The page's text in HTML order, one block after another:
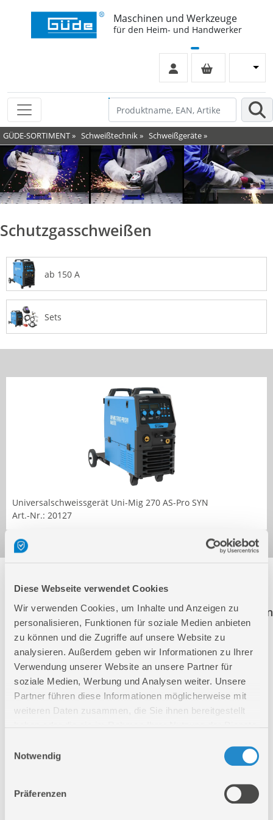
Diese Webseite verwendet Cookies
Wir verwenden Cookies, um Inhalte und Anzeigen zu
personalisieren, Funktionen für soziale Medien anbieten
zu können und die Zugriffe auf unsere Website zu
analysieren. Außerdem geben wir Informationen zu Ihrer
Verwendung unserer Website an unsere Partner für
soziale Medien, Werbung und Analysen weiter. Unsere
Partner führen diese Informationen möglicherweise mit
weiteren Daten zusammen, die Sie ihnen bereitgestellt
Notwendig
Präferenzen
Maschinen und Werkzeuge
für den Heim- und Handwerker
GÜDE-SORTIMENT» Schweißtechnik» Schweißgeräte»
Schutzgasschweißen
ab 150 A
Sets
Universalschweissgerät Uni-Mig 270 AS-Pro SYN
Art.-Nr.: 20127
Sortiment! Diese Artikel werden weiterhin zur
Ersatzteilbestellung aufgeführt. Der Klick auf einen
dieser Artikel führt Sie direkt auf die richtige
Produktseite.
20033 SCHUTZGASGERÄT MIG 170
20036 SCHUTZGASSCHWEISSGERÄT MIG 175/ZW
20042 SCHUTZGASSCHWEISSGERÄT MIG 250/zd